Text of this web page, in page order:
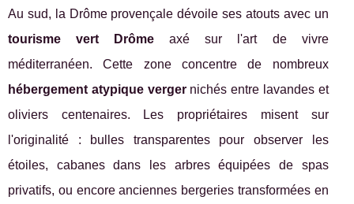
Au sud, la Drôme provençale dévoile ses atouts avec un
tourisme vert Drôme axé sur l'art de vivre
méditerranéen. Cette zone concentre de nombreux
hébergement atypique vergernichés entre lavandes et
oliviers centenaires. Les propriétaires misent sur
l'originalité : bulles transparentes pour observer les
étoiles, cabanes dans les arbres équipées de spas
privatifs, ou encore anciennes bergeries transformées en